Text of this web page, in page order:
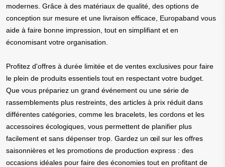
modernes. Grâce à des matériaux de qualité, des options de
conception sur mesure et une livraison efficace, Europaband vous
aide à faire bonne impression, tout en simplifiant et en
économisant votre organisation.
Profitez d'offres à durée limitée et de ventes exclusives pour faire
le plein de produits essentiels tout en respectant votre budget.
Que vous prépariez un grand événement ou une série de
rassemblements plus restreints, des articles à prix réduit dans
différentes catégories, comme les bracelets, les cordons et les
accessoires écologiques, vous permettent de planifier plus
facilement et sans dépenser trop. Gardez un œil sur les offres
saisonnières et les promotions de production express : des
occasions idéales pour faire des économies tout en profitant de